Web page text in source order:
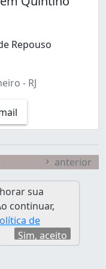
Repouso
- RJ
anterior
sua
continuar,
de
Sim, aceito